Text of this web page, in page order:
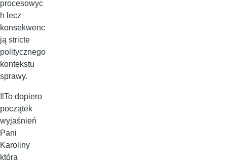
procesowyc
h lecz
konsekwenc
ją stricte
politycznego
kontekstu
sprawy.
‼️To dopiero
początek
wyjaśnień
Pani
Karoliny
która